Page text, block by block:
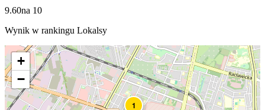
9.60na 10
Wynik w rankingu Lokalsy
1
+
−